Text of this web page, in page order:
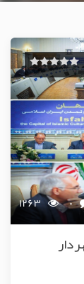
1263 0